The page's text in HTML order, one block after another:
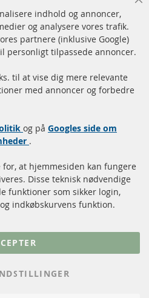
Kundeservice
Betalingsmetoder
Kontakt
indhold og annoncer,
og analysere vores trafik.
partnere (inklusive Google)
personligt tilpassede annoncer.
til at vise dig mere relevante
med annoncer og forbedre
og på Googles side om
.
at hjemmesiden kan fungere
Disse teknisk nødvendige
funktioner som sikker login,
indkøbskurvens funktion.